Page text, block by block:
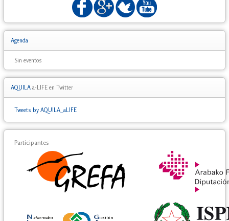
Agenda
Sin eventos
AQUILA a-LIFE en Twitter
Tweets by AQUILA_aLIFE
Participantes